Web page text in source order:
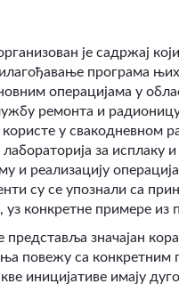
је садржај
програма
операцијама у
ремонта и
у свакодневном
за
и реализацију
су се упознали са
конкретне примере из
представља значајан
повежу са
иницијативе имају